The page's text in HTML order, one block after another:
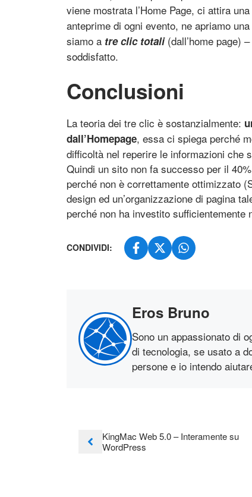
viene mostrata l’Home Page, ci attira
anteprime di ogni evento, ne apriamo
siamo a tre clic totali(dall’home page)
soddisfatto.
Conclusioni
La teoria dei tre clic è sostanzialmente:
dall’Homepage, essa ci spiega perché
difficoltà nel reperire le informazioni che
Quindi un sito non fa successo per il
perché non è correttamente ottimizzato
design ed un’organizzazione di pagina
perché non ha investito
CONDIVIDI:
Eros Bruno
Sono un appassionato di
di tecnologia, se usato a
persone e io intendo
KingMac Web 5.0 – Interamente su
WordPress